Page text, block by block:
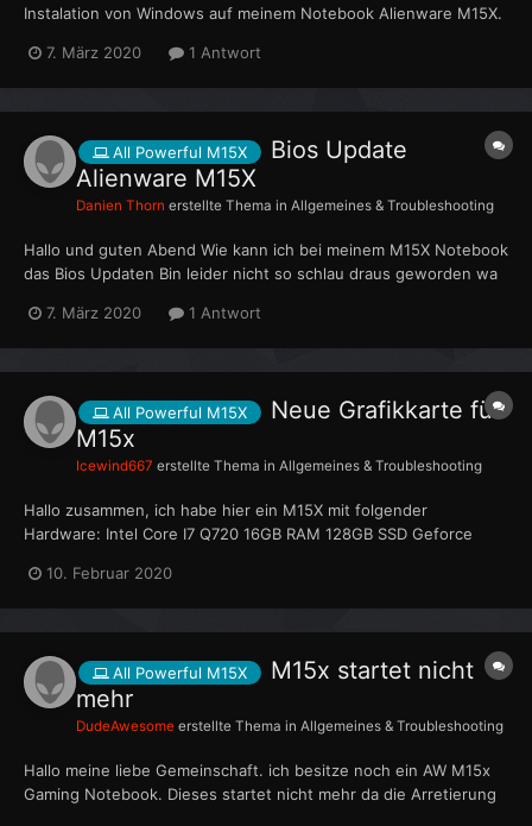
Instalation von Windows auf meinem Notebook Alienware M15X.
auch nicht mehr in Ordnung. Habe mir jetzt ein Externes
Laufwerk besorgt, damit hat es zum Glück auch...
7. März 2020 1 Antwort
All Powerful M15X
Bios Update
Alienware M15X
Danien Thorn erstellte Thema in Allgemeines & Troubleshooting
Hallo und guten Abend Wie kann ich bei meinem M15X Notebook
das Bios Updaten Bin leider nicht so schlau draus geworden wa
7. März 2020
1 Antwort
All Powerful M15X
Neue Grafikkarte für
M15x
Icewind667 erstellte Thema in Allgemeines & Troubleshooting
Hallo zusammen, ich habe hier ein M15X mit folgender
Hardware: Intel Core I7 Q720 16GB RAM 128GB SSD Geforce
aufrüsten: Ich hatte mir eine GTX880m mit 8GB besorgt (Clevo).
Leider machte die Karte im M15x kein Bi...
10. Februar 2020
All Powerful M15X
M15x startet nicht
mehr
DudeAwesome erstellte Thema in Allgemeines & Troubleshooting
Hallo meine liebe Gemeinschaft. ich besitze noch ein AW M15x
Gaming Notebook. Dieses startet nicht mehr da die Arretierung